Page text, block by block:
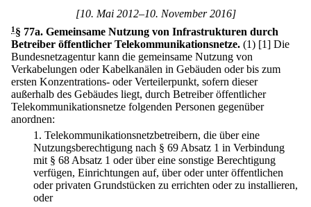
[10. Mai 2012–10. November 2016]
1 § 77a. Gemeinsame Nutzung von Infrastrukturen durch
Betreiber öffentlicher Telekommunikationsnetze. (1) [1] Die
Bundesnetzagentur kann die gemeinsame Nutzung von
Verkabelungen oder Kabelkanälen in Gebäuden oder bis zum
ersten Konzentrations- oder Verteilerpunkt, sofern dieser
außerhalb des Gebäudes liegt, durch Betreiber öffentlicher
Telekommunikationsnetze folgenden Personen gegenüber
anordnen:
1. Telekommunikationsnetzbetreibern, die über eine
Nutzungsberechtigung nach § 69 Absatz 1 in Verbindung
mit § 68 Absatz 1 oder über eine sonstige Berechtigung
verfügen, Einrichtungen auf, über oder unter öffentlichen
oder privaten Grundstücken zu errichten oder zu installieren,
oder